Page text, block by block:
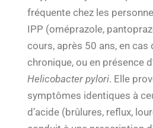
fréquente chez les
IPP (oméprazole,
cours, après 50 ans, en cas
chronique, ou en présence
Helicobacter pylori. Elle
symptômes identiques à
d’acide (brûlures, reflux,